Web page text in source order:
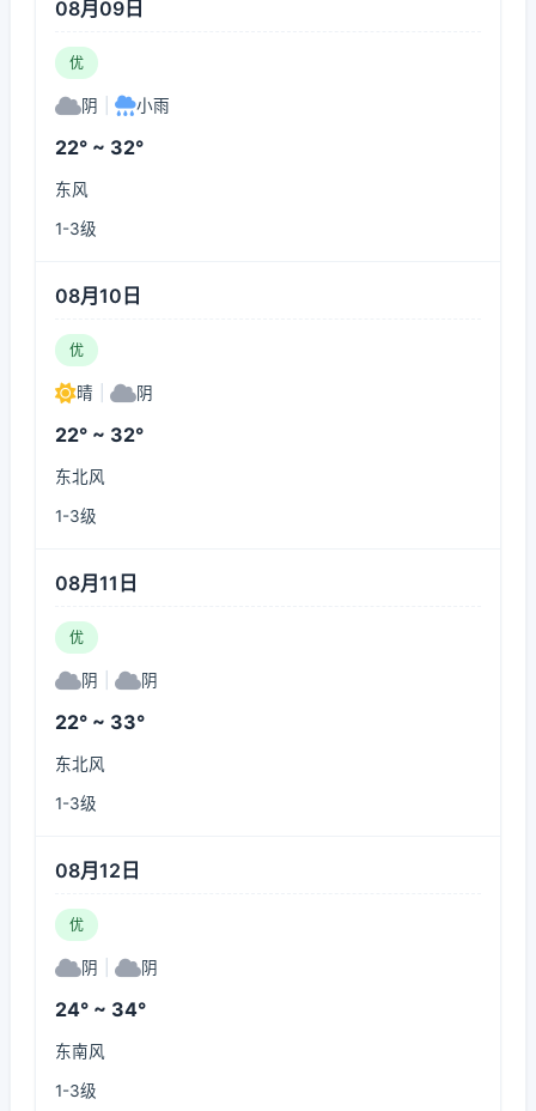
08月09日
优
阴 小雨
22° ~ 32°
东风
1-3级
08月10日
优
晴 阴
22° ~ 32°
东北风
1-3级
08月11日
优
阴 阴
22° ~ 33°
东北风
1-3级
08月12日
优
阴 阴
24° ~ 34°
东南风
1-3级